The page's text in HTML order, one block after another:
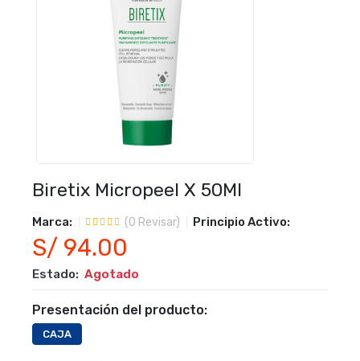
Biretix Micropeel X 50Ml
Marca: (0 Revisar) Principio Activo:
S/ 94.00
Estado: Agotado
Presentación del producto:
CAJA